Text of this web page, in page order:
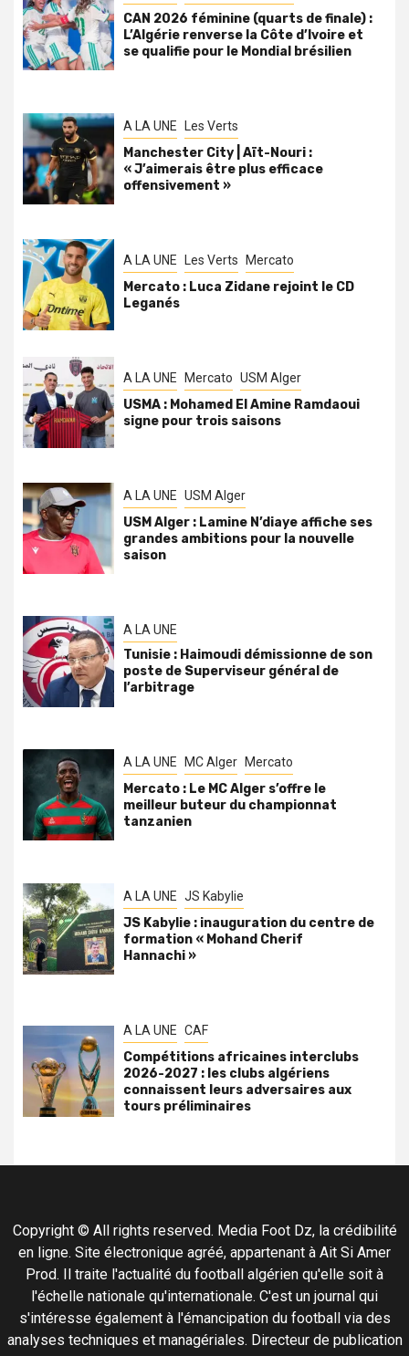
CAN 2026 féminine (quarts de finale) :
L’Algérie renverse la Côte d’Ivoire et
se qualifie pour le Mondial brésilien
A LA UNE Les Verts
Manchester City | Aït-Nouri :
« J’aimerais être plus efficace
offensivement »
A LA UNE Les Verts Mercato
Mercato : Luca Zidane rejoint le CD
Leganés
A LA UNE Mercato USM Alger
USMA : Mohamed El Amine Ramdaoui
signe pour trois saisons
A LA UNE USM Alger
USM Alger : Lamine N’diaye affiche ses
grandes ambitions pour la nouvelle
saison
A LA UNE
Tunisie : Haimoudi démissionne de son
poste de Superviseur général de
l’arbitrage
A LA UNE MC Alger Mercato
Mercato : Le MC Alger s’offre le
meilleur buteur du championnat
tanzanien
A LA UNE JS Kabylie
JS Kabylie : inauguration du centre de
formation « Mohand Cherif
Hannachi »
A LA UNE CAF
Compétitions africaines interclubs
2026-2027 : les clubs algériens
connaissent leurs adversaires aux
tours préliminaires
Copyright © All rights reserved. Media Foot Dz, la crédibilité
en ligne. Site électronique agréé, appartenant à Ait Si Amer
Prod. Il traite l'actualité du football algérien qu'elle soit à
l'échelle nationale qu'internationale. C'est un journal qui
s'intéresse également à l'émancipation du football via des
analyses techniques et managériales. Directeur de publication